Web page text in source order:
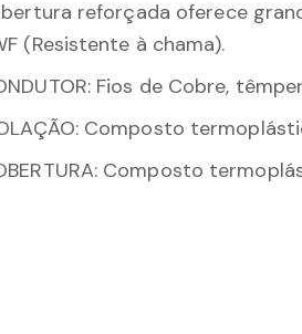
reforçada oferece
(Resistente à chama).
Fios de Cobre,
Composto
Composto